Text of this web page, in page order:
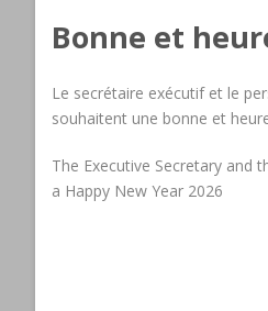
Bonne et
Le secrétaire exécutif et le
souhaitent une bonne et
The Executive Secretary and
a Happy New Year 2026